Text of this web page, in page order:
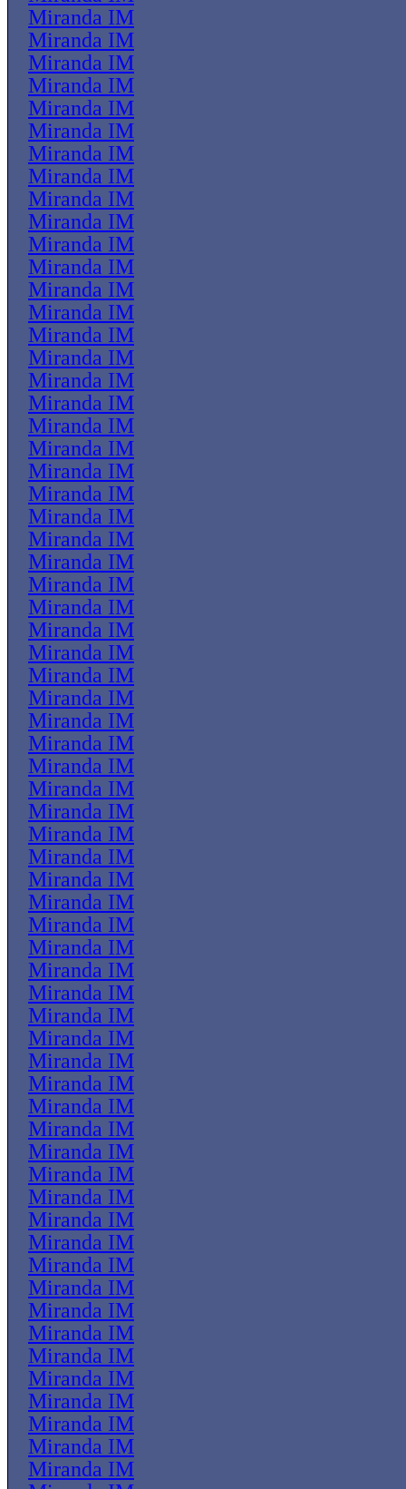
Miranda IM
Miranda IM
Miranda IM
Miranda IM
Miranda IM
Miranda IM
Miranda IM
Miranda IM
Miranda IM
Miranda IM
Miranda IM
Miranda IM
Miranda IM
Miranda IM
Miranda IM
Miranda IM
Miranda IM
Miranda IM
Miranda IM
Miranda IM
Miranda IM
Miranda IM
Miranda IM
Miranda IM
Miranda IM
Miranda IM
Miranda IM
Miranda IM
Miranda IM
Miranda IM
Miranda IM
Miranda IM
Miranda IM
Miranda IM
Miranda IM
Miranda IM
Miranda IM
Miranda IM
Miranda IM
Miranda IM
Miranda IM
Miranda IM
Miranda IM
Miranda IM
Miranda IM
Miranda IM
Miranda IM
Miranda IM
Miranda IM
Miranda IM
Miranda IM
Miranda IM
Miranda IM
Miranda IM
Miranda IM
Miranda IM
Miranda IM
Miranda IM
Miranda IM
Miranda IM
Miranda IM
Miranda IM
Miranda IM
Miranda IM
Miranda IM